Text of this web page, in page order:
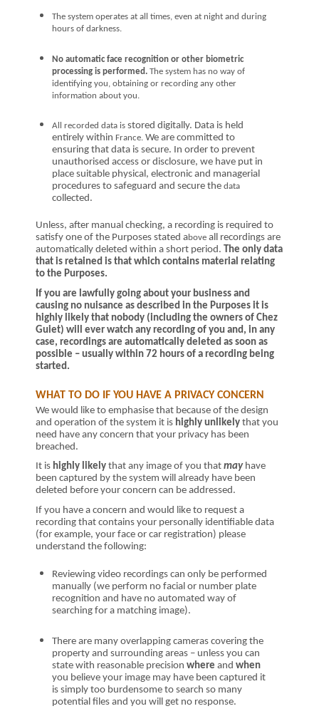
The system operates at all times, even at night and during
hours of darkness.
No automatic face recognition or other biometric
processing is performed. The system has no way of
identifying you, obtaining or recording any other
information about you.
All recorded data isstored digitally. Data is held
entirely within France.We are committed to
ensuring that data is secure. In order to prevent
unauthorised access or disclosure, we have put in
place suitable physical, electronic and managerial
procedures to safeguard and secure the data
collected.
Unless, after manual checking, a recording is required to
satisfy one of the Purposes stated above all recordings are
automatically deleted within a short period. The only data
that is retained is that which contains material relating
to the Purposes.
If you are lawfully going about your business and
causing no nuisance as described in the Purposes it is
highly likely that nobody (including the owners of Chez
Guiet) will ever watch any recording of you and, in any
case, recordings are automatically deleted as soon as
possible – usually within 72 hours of a recording being
started.
WHAT TO DO IF YOU HAVE A PRIVACY CONCERN
We would like to emphasise that because of the design
and operation of the system it is highly unlikely that you
need have any concern that your privacy has been
breached.
It is highly likely that any image of you that mayhave
been captured by the system will already have been
deleted before your concern can be addressed.
If you have a concern and would like to request a
recording that contains your personally identifiable data
(for example, your face or car registration) please
understand the following:
Reviewing video recordings can only be performed
manually (we perform no facial or number plate
recognition and have no automated way of
searching for a matching image).
There are many overlapping cameras covering the
property and surrounding areas – unless you can
state with reasonable precision where and when
you believe your image may have been captured it
is simply too burdensome to search so many
potential files and you will get no response.